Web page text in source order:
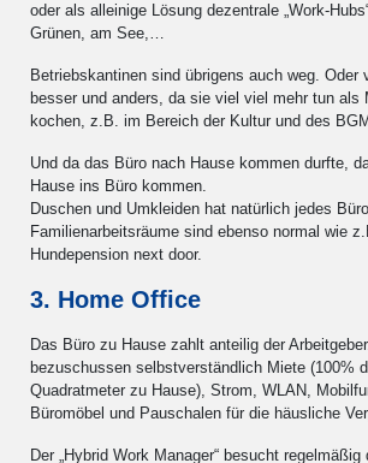
oder als alleinige Lösung dezentrale „Work-
Grünen, am See,…
Betriebskantinen sind übrigens auch weg. Oder
besser und anders, da sie viel viel mehr tun als
kochen, z.B. im Bereich der Kultur und des
Und da das Büro nach Hause kommen durfte,
Hause ins Büro kommen.
Duschen und Umkleiden hat natürlich jedes
Familienarbeitsräume sind ebenso normal wie
Hundepension next door.
3. Home Office
Das Büro zu Hause zahlt anteilig der
bezuschussen selbstverständlich Miete (100%
Quadratmeter zu Hause), Strom, WLAN,
Büromöbel und Pauschalen für die häusliche
Der „Hybrid Work Manager“ besucht